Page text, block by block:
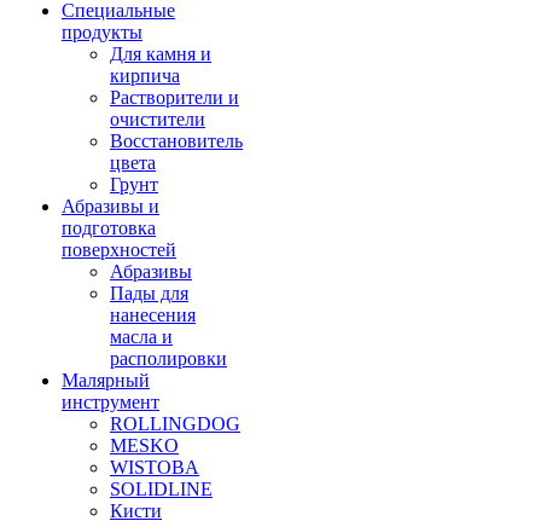
Специальные
продукты
Для камня и
кирпича
Растворители и
очистители
Восстановитель
цвета
Грунт
Абразивы и
подготовка
поверхностей
Абразивы
Пады для
нанесения
масла и
располировки
Малярный
инструмент
ROLLINGDOG
MESKO
WISTOBA
SOLIDLINE
Кисти